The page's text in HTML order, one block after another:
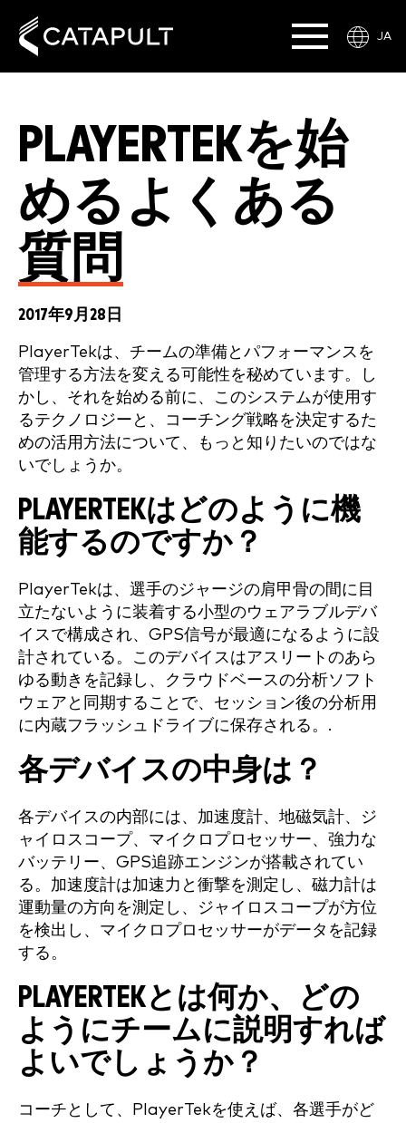
JA
PLAYERTEKを始
めるよくある
質問
2017年9月28日
PlayerTekは、チームの準備とパフォーマンスを
管理する方法を変える可能性を秘めています。し
かし、それを始める前に、このシステムが使用す
るテクノロジーと、コーチング戦略を決定するた
めの活用方法について、もっと知りたいのではな
いでしょうか。
PLAYERTEKはどのように機
能するのですか？
PlayerTekは、選手のジャージの肩甲骨の間に目
立たないように装着する小型のウェアラブルデバ
イスで構成され、GPS信号が最適になるように設
計されている。このデバイスはアスリートのあら
ゆる動きを記録し、クラウドベースの分析ソフト
ウェアと同期することで、セッション後の分析用
に内蔵フラッシュドライブに保存される。.
各デバイスの中身は？
各デバイスの内部には、加速度計、地磁気計、ジ
ャイロスコープ、マイクロプロセッサー、強力な
バッテリー、GPS追跡エンジンが搭載されてい
る。加速度計は加速力と衝撃を測定し、磁力計は
運動量の方向を測定し、ジャイロスコープが方位
を検出し、マイクロプロセッサーがデータを記録
する。
PLAYERTEKとは何か、どの
ようにチームに説明すれば
よいでしょうか？
コーチとして、PlayerTekを使えば、各選手がど